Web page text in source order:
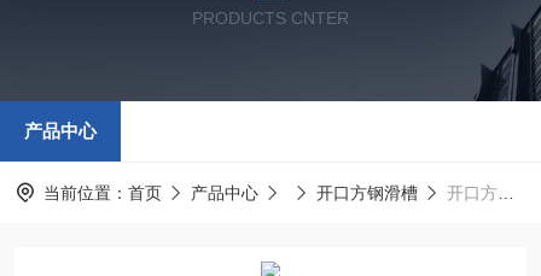
PRODUCTS CNTER
产品中心
当前位置： 首页 产品中心 开口方钢滑槽 开口方钢滑槽厂家批发